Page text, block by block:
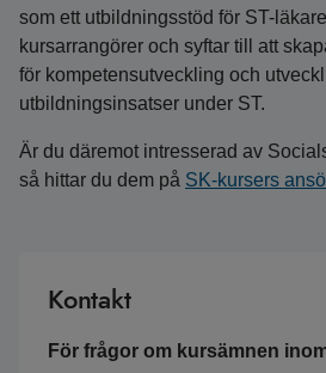
som ett utbildningsstöd för ST-
kursarrangörer och syftar till att
för kompetensutveckling och
utbildningsinsatser under ST.
Är du däremot intresserad av
så hittar du dem på SK-kursers
Kontakt
För frågor om kursämnen